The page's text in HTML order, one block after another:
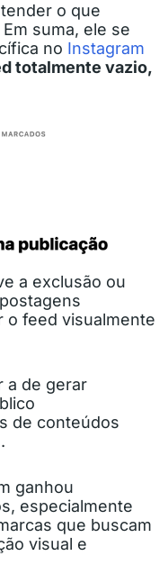
o que
suma, ele se
no Instagram
totalmente vazio,
a exclusão ou
o feed visualmente
a de gerar
de conteúdos
.
ganhou
especialmente
que buscam
visual e